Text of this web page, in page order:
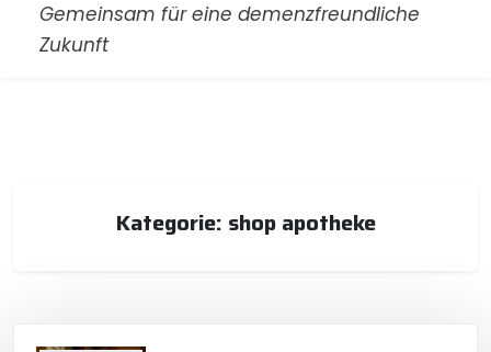
Gemeinsam für eine demenzfreundliche
Zukunft
Kategorie: shop apotheke